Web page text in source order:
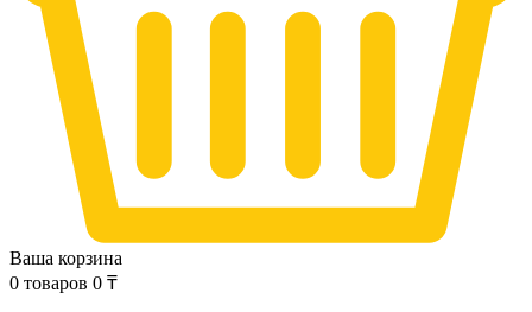
Ваша корзина
0 товаров 0 ₸